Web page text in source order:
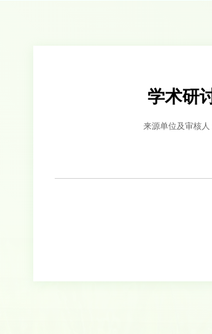
学术研
来源单位及审核